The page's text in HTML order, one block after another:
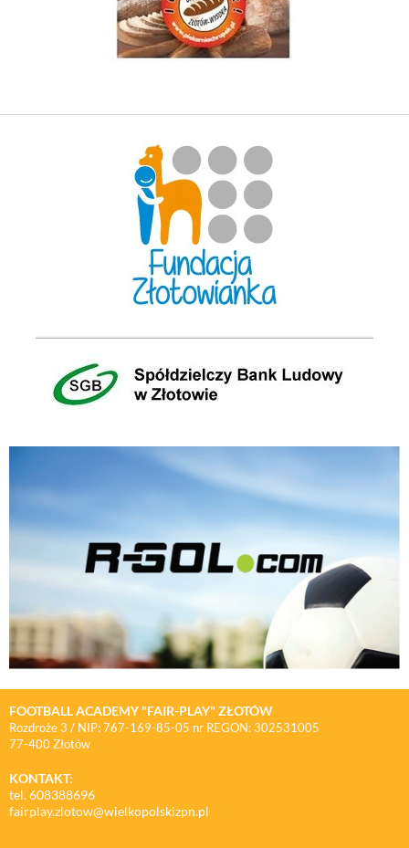
FOOTBALL ACADEMY "FAIR-PLAY" ZŁOTÓW
Rozdroże 3 / NIP: 767-169-85-05 nr REGON: 302531005
77-400 Złotów
KONTAKT:
tel. 608388696
fairplay.zlotow@wielkopolskizpn.pl